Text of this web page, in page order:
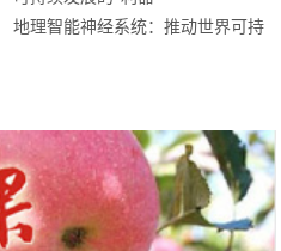
地理智能神经系统：推动世界可持